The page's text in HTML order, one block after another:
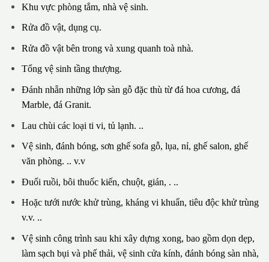
Khu vực phòng tắm, nhà vệ sinh.
Rửa đồ vật, dụng cụ.
Rửa đồ vật bên trong và xung quanh toà nhà.
Tổng vệ sinh tầng thượng.
Đánh nhẵn những lớp sàn gỗ đặc thù từ đá hoa cương, đá
Marble, đá Granit.
Lau chùi các loại ti vi, tủ lạnh. ..
Vệ sinh, đánh bóng, sơn ghế sofa gỗ, lụa, nỉ, ghế salon, ghế
văn phòng. .. v.v
Đuổi ruồi, bôi thuốc kiến, chuột, gián, . ..
Hoặc tưới nước khử trùng, kháng vi khuẩn, tiêu độc khử trùng
v.v. ..
Vệ sinh công trình sau khi xây dựng xong, bao gồm dọn dẹp,
làm sạch bụi và phế thải, vệ sinh cửa kính, đánh bóng sàn nhà,